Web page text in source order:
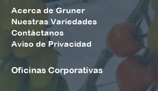
Acerca de Gruner
Nuestras Variedades
Contáctanos
Aviso de Privacidad
Oficinas Corporativas